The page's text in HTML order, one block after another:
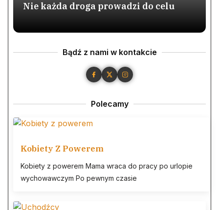
Nie każda droga prowadzi do celu
Bądź z nami w kontakcie
Polecamy
Kobiety Z Powerem
Kobiety z powerem Mama wraca do pracy po urlopie
wychowawczym Po pewnym czasie